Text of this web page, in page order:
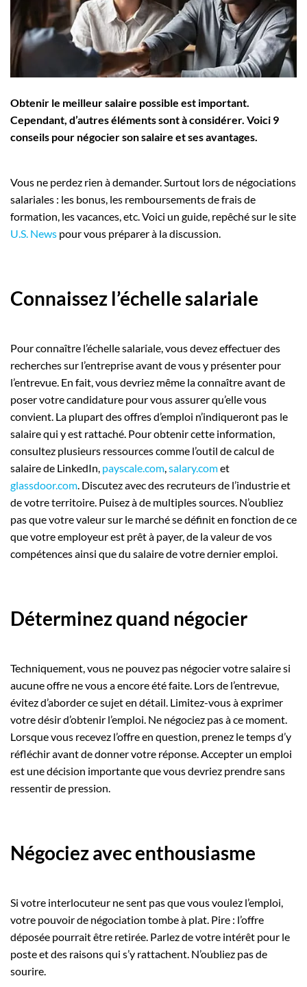
Employeurs
Publiez une offre d'emploi
Obtenir le meilleur salaire possible est important.
Cependant, d’autres éléments sont à considérer. Voici 9
conseils pour négocier son salaire et ses avantages.
Vous ne perdez rien à demander. Surtout lors de négociations
salariales : les bonus, les remboursements de frais de
formation, les vacances, etc. Voici un guide, repêché sur le site
U.S. News pour vous préparer à la discussion.
Connaissez l’échelle salariale
Pour connaître l’échelle salariale, vous devez effectuer des
recherches sur l’entreprise avant de vous y présenter pour
l’entrevue. En fait, vous devriez même la connaître avant de
poser votre candidature pour vous assurer qu’elle vous
convient. La plupart des offres d’emploi n’indiqueront pas le
salaire qui y est rattaché. Pour obtenir cette information,
consultez plusieurs ressources comme l’outil de calcul de
salaire de LinkedIn, payscale.com,salary.comet
glassdoor.com. Discutez avec des recruteurs de l’industrie et
de votre territoire. Puisez à de multiples sources. N’oubliez
pas que votre valeur sur le marché se définit en fonction de ce
que votre employeur est prêt à payer, de la valeur de vos
compétences ainsi que du salaire de votre dernier emploi.
Déterminez quand négocier
Techniquement, vous ne pouvez pas négocier votre salaire si
aucune offre ne vous a encore été faite. Lors de l’entrevue,
évitez d’aborder ce sujet en détail. Limitez-vous à exprimer
votre désir d’obtenir l’emploi. Ne négociez pas à ce moment.
Lorsque vous recevez l’offre en question, prenez le temps d’y
réfléchir avant de donner votre réponse. Accepter un emploi
est une décision importante que vous devriez prendre sans
ressentir de pression.
Négociez avec enthousiasme
Si votre interlocuteur ne sent pas que vous voulez l’emploi,
votre pouvoir de négociation tombe à plat. Pire : l’offre
déposée pourrait être retirée. Parlez de votre intérêt pour le
poste et des raisons qui s’y rattachent. N’oubliez pas de
sourire.